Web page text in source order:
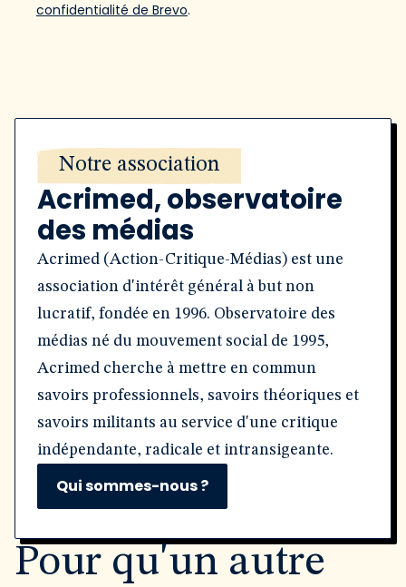
confidentialité de Brevo.
Notre association
Acrimed, observatoire
des médias
Acrimed (Action-Critique-Médias) est une
association d'intérêt général à but non
lucratif, fondée en 1996. Observatoire des
médias né du mouvement social de 1995,
Acrimed cherche à mettre en commun
savoirs professionnels, savoirs théoriques et
savoirs militants au service d'une critique
indépendante, radicale et intransigeante.
Qui sommes-nous ?
Pour qu'un autre